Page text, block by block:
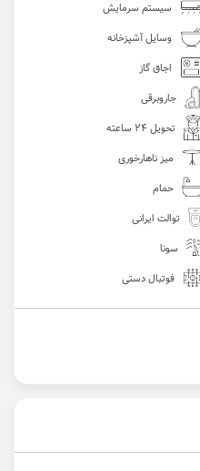
سیستم سرمایش
وسایل آشپزخانه
اجاق گاز
جاروبرقی
تحویل 24 ساعته
میز ناهارخوری
حمام
توالت ایرانی
سونا
فوتبال دستی